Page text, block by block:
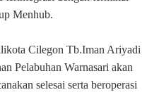
Menhub.
Cilegon Tb.Iman Ariyadi
Pelabuhan Warnasari akan
selesai serta beroperasi